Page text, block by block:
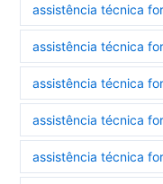
assistência técnica
assistência técnica
assistência técnica
assistência técnica
assistência técnica